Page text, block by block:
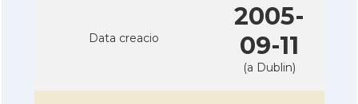
Data creacio
2005-
09-11
(a Dublin)